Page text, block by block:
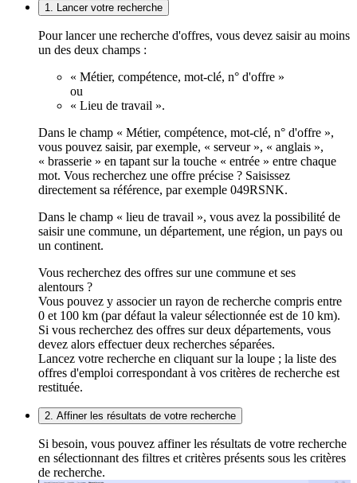
1. Lancer votre recherche
Pour lancer une recherche d'offres, vous devez saisir au moins
un des deux champs :
« Métier, compétence, mot-clé, n° d'offre »
ou
« Lieu de travail ».
Dans le champ « Métier, compétence, mot-clé, n° d'offre »,
vous pouvez saisir, par exemple, « serveur », « anglais »,
« brasserie » en tapant sur la touche « entrée » entre chaque
mot. Vous recherchez une offre précise ? Saisissez
directement sa référence, par exemple 049RSNK.
Dans le champ « lieu de travail », vous avez la possibilité de
saisir une commune, un département, une région, un pays ou
un continent.
Vous recherchez des offres sur une commune et ses
alentours ?
Vous pouvez y associer un rayon de recherche compris entre
0 et 100 km (par défaut la valeur sélectionnée est de 10 km).
Si vous recherchez des offres sur deux départements, vous
devez alors effectuer deux recherches séparées.
Lancez votre recherche en cliquant sur la loupe ; la liste des
offres d'emploi correspondant à vos critères de recherche est
restituée.
2. Affiner les résultats de votre recherche
Si besoin, vous pouvez affiner les résultats de votre recherche
en sélectionnant des filtres et critères présents sous les critères
de recherche.